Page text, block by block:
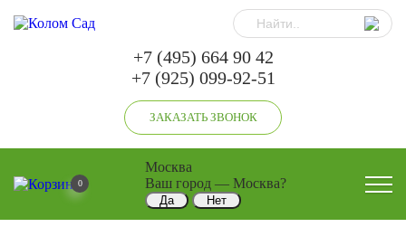
+7 (495) 664 90 42
+7 (925) 099-92-51
ЗАКАЗАТЬ ЗВОНОК
0
Москва
Ваш город — Москва?